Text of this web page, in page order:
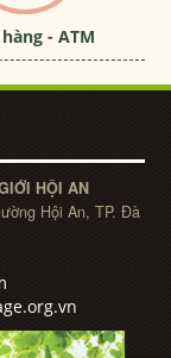
- ATM
HỘI AN
Hội An, TP. Đà